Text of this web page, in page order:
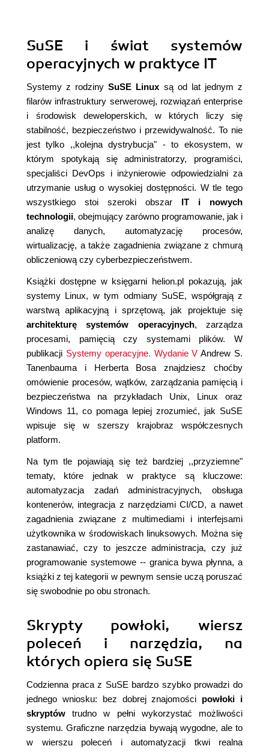
SuSE i świat systemów
operacyjnych w praktyce IT
Systemy z rodzinySuSE Linux są od lat jednym z
filarów infrastruktury serwerowej, rozwiązań enterprise
i środowisk deweloperskich, w których liczy się
stabilność, bezpieczeństwo i przewidywalność. To nie
jest tylko ,,kolejna dystrybucja" - to ekosystem, w
którym spotykają się administratorzy, programiści,
specjaliści DevOps i inżynierowie odpowiedzialni za
utrzymanie usług o wysokiej dostępności. W tle tego
wszystkiego stoi szeroki obszar IT i nowych
technologii, obejmujący zarówno programowanie, jak i
analizę danych, automatyzację procesów,
wirtualizację, a także zagadnienia związane z chmurą
obliczeniową czy cyberbezpieczeństwem.
Książki dostępne w księgarni helion.pl pokazują, jak
systemy Linux, w tym odmiany SuSE, współgrają z
warstwą aplikacyjną i sprzętową, jak projektuje się
architekturę systemów operacyjnych, zarządza
procesami, pamięcią czy systemami plików. W
publikacji Systemy operacyjne. Wydanie V Andrew S.
Tanenbauma i Herberta Bosa znajdziesz choćby
omówienie procesów, wątków, zarządzania pamięcią i
bezpieczeństwa na przykładach Unix, Linux oraz
Windows 11, co pomaga lepiej zrozumieć, jak SuSE
wpisuje się w szerszy krajobraz współczesnych
platform.
Na tym tle pojawiają się też bardziej ,,przyziemne"
tematy, które jednak w praktyce są kluczowe:
automatyzacja zadań administracyjnych, obsługa
kontenerów, integracja z narzędziami CI/CD, a nawet
zagadnienia związane z multimediami i interfejsami
użytkownika w środowiskach linuksowych. Można się
zastanawiać, czy to jeszcze administracja, czy już
programowanie systemowe -- granica bywa płynna, a
książki z tej kategorii w pewnym sensie uczą poruszać
się swobodnie po obu stronach.
Skrypty powłoki, wiersz
poleceń i narzędzia, na
których opiera się SuSE
Codzienna praca z SuSE bardzo szybko prowadzi do
jednego wniosku: bez dobrej znajomości powłoki i
skryptów trudno w pełni wykorzystać możliwości
systemu. Graficzne narzędzia bywają wygodne, ale to
w wierszu poleceń i automatyzacji tkwi realna